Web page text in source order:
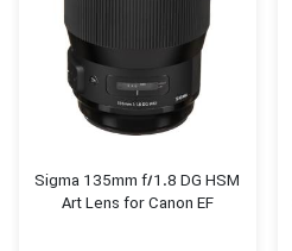
Sigma 135mm f/1.8 DG HSM
Art Lens for Canon EF